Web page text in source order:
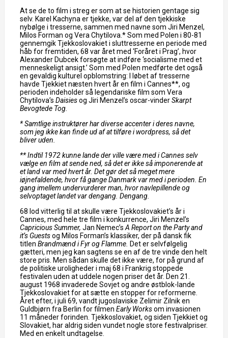
At se de to film i streg er som at se historien gentage sig
selv. Karel Kachyna er tjekke, var del af den tjekkiske
nybølge i tresserne, sammen med navne som Jiri Menzel,
Milos Forman og Vera Chytilova.* Som med Polen i 80-81
gennemgik Tjekkoslovakiet i sluttresserne en periode med
håb for fremtiden, 68 var året med ‘Foråret i Prag’, hvor
Alexander Dubcek forsøgte at indføre ‘socialisme med et
menneskeligt ansigt.’ Som med Polen medførte det også
en gevaldig kulturel opblomstring: I løbet af tresserne
havde Tjekkiet næsten hvert år en film i Cannes**, og
perioden indeholder så legendariske film som Vera
Chytilova’s Daisiesog Jiri Menzel’s oscar-vinderSkarpt
Bevogtede Tog
* Samtlige instruktører har diverse accenter i deres navne,
som jeg ikke kan finde ud af at tilføre i wordpress, så det
bliver uden.
** Indtil 1972 kunne lande der ville være med i Cannes selv
vælge en film at sende ned, så det er ikke så imponerende at
et land var med hvert år. Det gør det så meget mere
iøjnefaldende, hvor få gange Danmark var med i perioden. En
gang imellem undervurderer man, hvor navlepillende og
selvoptaget landet var dengang. Dengang.
68 lod vitterlig til at skulle være Tjekkoslovakiet’s år i
Cannes, med hele tre film i konkurrence, Jiri Menzel’s
Capricious Summer, Jan Nemec’s A Report on the Party and
it’s Guestsog Milos Forman’s klassiker, der på dansk fik
titlen Brandmænd i Fyr og Flamme. Det er selvfølgelig
gætteri, men jeg kan sagtens se en af de tre vinde den helt
store pris. Men sådan skulle det ikke være, for på grund af
de politiske uroligheder i maj 68 i Frankrig stoppede
festivalen uden at uddele nogen priser det år. Den 21.
august 1968 invaderede Sovjet og andre østblok-lande
Tjekkoslovakiet for at sætte en stopper for reformerne.
Året efter, i juli 69, vandt jugoslaviske Zelimir Zilnik en
Guldbjørn fra Berlin for filmen Early Worksom invasionen
11 måneder forinden. Tjekkoslovakiet, og siden Tjekkiet og
Slovakiet, har aldrig siden vundet nogle store festivalpriser.
Med en enkelt undtagelse.